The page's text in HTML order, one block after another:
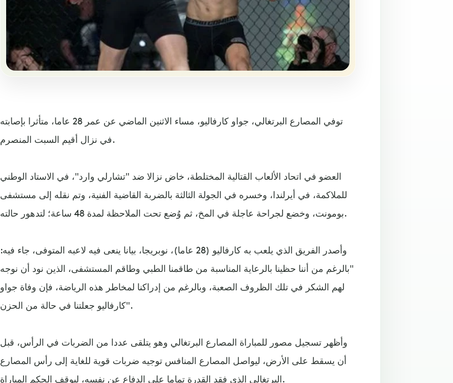
توفي المصارع البرتغالي، جواو كارفاليو، مساء الاثنين الماضي عن عمر 28 عاما، متأثرا بإصابته
في نزال أقيم السبت المنصرم.
العضو في اتحاد الألعاب القتالية المختلطة، خاض نزالا ضد "تشارلي وارد"، في الاستاد الوطني
للملاكمة، في أيرلندا، وخسره في الجولة الثالثة بالضربة القاضية الفنية، وتم نقله إلى مستشفى
بومونت، وخضع لجراحة عاجلة في المخ، ثم وُضع تحت الملاحظة لمدة 48 ساعة؛ لتدهور حالته.
وأصدر الفريق الذي يلعب به كارفاليو (28 عاما)، نوبريجا، بيانا ينعى فيه لاعبه المتوفى، جاء فيه:
"بالرغم من أننا حظينا بالرعاية المناسبة من طاقمنا الطبي وطاقم المستشفى، الذين نود أن نوجه
لهم الشكر في تلك الظروف الصعبة، وبالرغم من إدراكنا لمخاطر هذه الرياضة، فإن وفاة جواو
كارفاليو جعلتنا في حالة من الحزن".
وأظهر تسجيل مصور للمباراة المصارع البرتغالي وهو يتلقى عددا من الضربات في الرأس، قبل
أن يسقط على الأرض، ليواصل المصارع المنافس توجيه ضربات قوية للغاية إلى رأس المصارع
البرتغالي الذي فقد القدرة تماما على الدفاع عن نفسه، ليوقف الحكم المباراة.